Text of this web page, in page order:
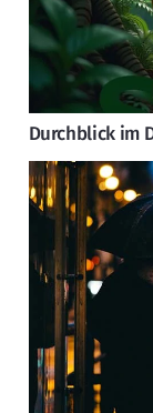
Durchblick im